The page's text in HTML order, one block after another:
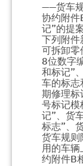
——货车
协约附
记”的提
下列附件
可拆卸零
8位数字
和标记”
车的标志
期修理标
号标记模
记”、货
标志”、
货车规则
用的车
约附件B